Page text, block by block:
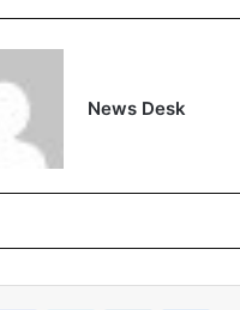
News Desk